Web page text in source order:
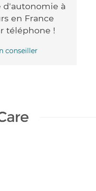
d'autonomie à
en France
téléphone !
conseiller